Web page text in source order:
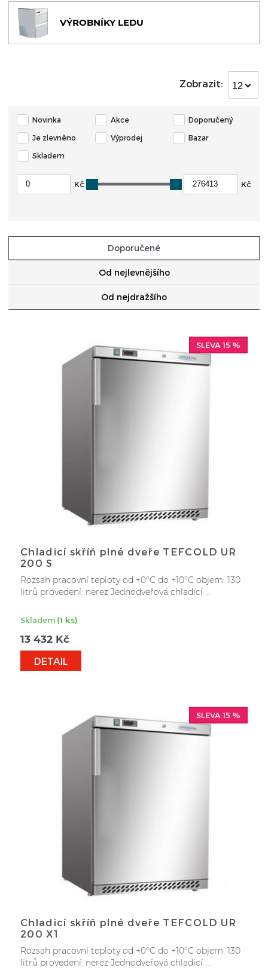
VÝROBNÍKY LEDU
Zobrazit: 12
Novinka Akce Doporučený
Je zlevněno Výprodej Bazar
Skladem
Kč Kč
Doporučené
Od nejlevnějšího
Od nejdražšího
SLEVA 15 %
Chladicí skříň plné dveře TEFCOLD UR
200 S
Rozsah pracovní teploty od +0°C do +10°C objem: 130
litrů provedení: nerez Jednodveřová chladicí ...
Skladem (1 ks)
13 432 Kč
DETAIL
SLEVA 15 %
Chladicí skříň plné dveře TEFCOLD UR
200 X1
Rozsah pracovní teploty od +0°C do +10°C objem: 130
litrů provedení: nerez Jednodveřová chladicí ...